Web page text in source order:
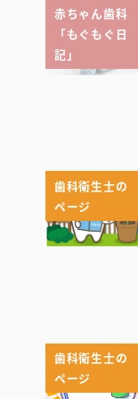
赤ちゃん歯科
「もぐもぐ日
記」
歯科衛生士の
ページ
歯科衛生士の
ページ